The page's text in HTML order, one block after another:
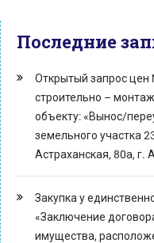
Последние
Открытый запрос
строительно –
объекту: «Вынос/
земельного участка
Астраханская, 80а, г.
Закупка у
«Заключение
имущества,